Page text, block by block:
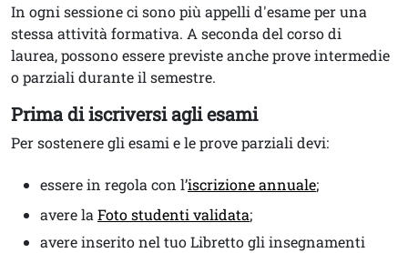
In ogni sessione ci sono più appelli d'esame per una
stessa attività formativa. A seconda del corso di
laurea, possono essere previste anche prove intermedie
o parziali durante il semestre.
Prima di iscriversi agli esami
Per sostenere gli esami e le prove parziali devi:
essere in regola con l’iscrizione annuale;
avere la Foto studenti validata;
avere inserito nel tuo Libretto gli insegnamenti